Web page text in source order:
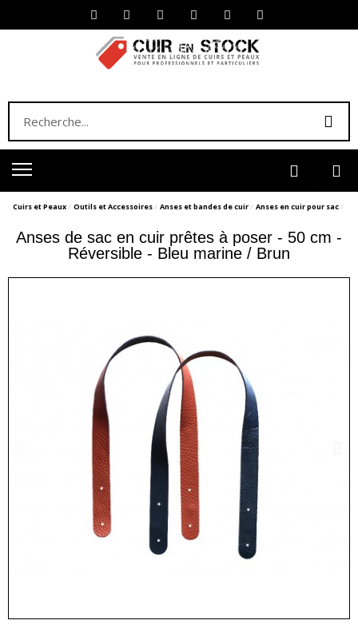
Cuirs et Peaux Outils et Accessoires Anses et bandes de cuir Anses en cuir pour sac
Anses de sac en cuir prêtes à poser - 50 cm -
Réversible - Bleu marine / Brun